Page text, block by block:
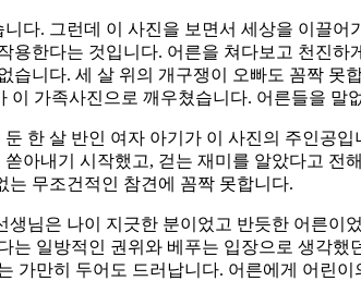
다. 그런데 이 사진을 보면서 세상을 이끌
한다는 것입니다. 어른을 쳐다보고 천진
니다. 세 살 위의 개구쟁이 오빠도 꼼짝 못
가족사진으로 깨우쳤습니다. 어른들을 말
한 살 반인 여자 아기가 이 사진의 주인공
아내기 시작했고, 걷는 재미를 알았다고
는 무조건적인 참견에 꼼짝 못합니다.
님은 나이 지긋한 분이었고 반듯한 어른
일방적인 권위와 베푸는 입장으로 생각
가만히 두어도 드러납니다. 어른에게 어린